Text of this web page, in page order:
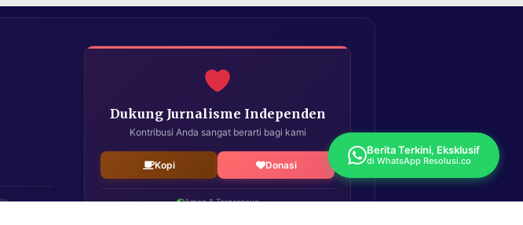
Dukung Jurnalisme Independen
Kontribusi Anda sangat berarti bagi kami
Kopi Donasi
Aman & Terpercaya
Berita Terkini, Eksklusif
di WhatsApp Resolusi.co